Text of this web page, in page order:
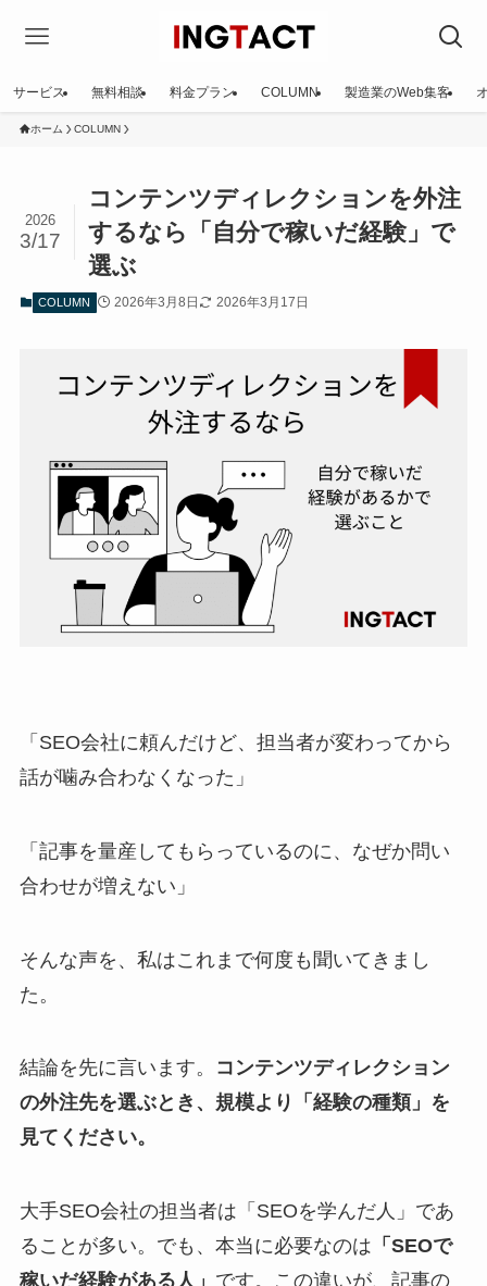
サービス 無料相談 料金プラン COLUMN 製造業のWeb集客
ホーム COLUMN
コンテンツディレクションを外注
するなら「自分で稼いだ経験」で
選ぶ
2026
3/17
COLUMN 2026年3月8日 2026年3月17日
「SEO会社に頼んだけど、担当者が変わってから
話が噛み合わなくなった」
「記事を量産してもらっているのに、なぜか問い
合わせが増えない」
そんな声を、私はこれまで何度も聞いてきまし
た。
結論を先に言います。
コンテンツディレクション
の外注先を選ぶとき、規模より「経験の種類」を
見てください。
大手SEO会社の担当者は「SEOを学んだ人」であ
ることが多い。でも、本当に必要なのは 「SEOで
稼いだ経験がある人」 です。この違いが、記事の